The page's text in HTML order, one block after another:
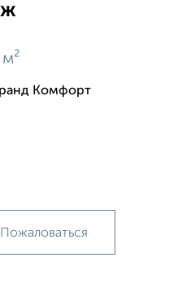
м²
Комфорт
Пожаловаться